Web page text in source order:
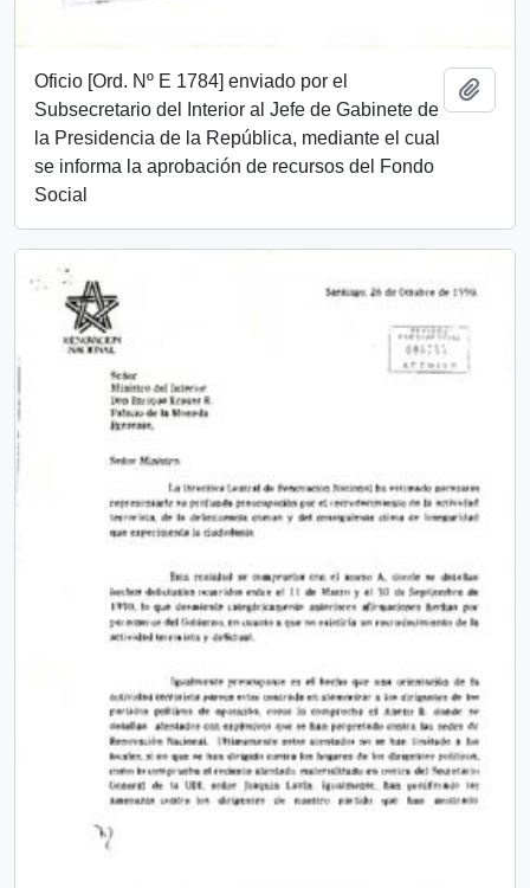
Oficio [Ord. Nº E 1784] enviado por el
Subsecretario del Interior al Jefe de Gabinete de
la Presidencia de la República, mediante el cual
se informa la aprobación de recursos del Fondo
Social